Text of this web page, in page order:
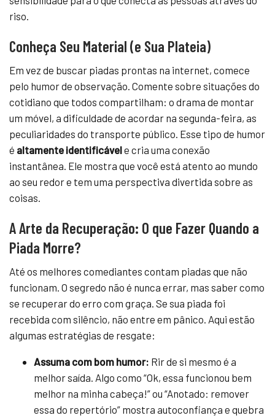
riso.
Conheça Seu Material (e Sua Plateia)
Em vez de buscar piadas prontas na internet, comece
pelo humor de observação. Comente sobre situações do
cotidiano que todos compartilham: o drama de montar
um móvel, a dificuldade de acordar na segunda-feira, as
peculiaridades do transporte público. Esse tipo de humor
é altamente identificávele cria uma conexão
instantânea. Ele mostra que você está atento ao mundo
ao seu redor e tem uma perspectiva divertida sobre as
coisas.
A Arte da Recuperação: O que Fazer Quando a
Piada Morre?
Até os melhores comediantes contam piadas que não
funcionam. O segredo não é nunca errar, mas saber como
se recuperar do erro com graça. Se sua piada foi
recebida com silêncio, não entre em pânico. Aqui estão
algumas estratégias de resgate:
Assuma com bom humor: Rir de si mesmo é a
melhor saída. Algo como “Ok, essa funcionou bem
melhor na minha cabeça!” ou “Anotado: remover
essa do repertório” mostra autoconfiança e quebra